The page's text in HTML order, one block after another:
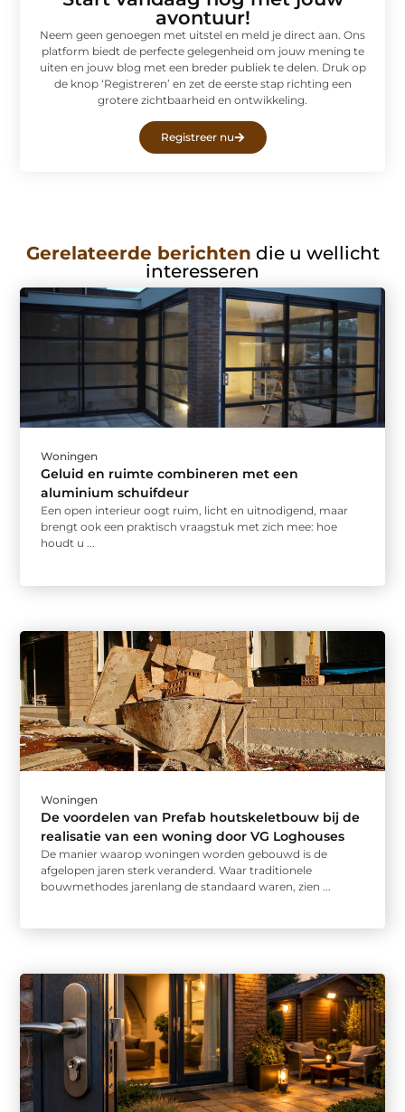
avontuur!
Neem geen genoegen met uitstel en meld je direct aan. Ons
platform biedt de perfecte gelegenheid om jouw mening te
uiten en jouw blog met een breder publiek te delen. Druk op
de knop ‘Registreren’ en zet de eerste stap richting een
grotere zichtbaarheid en ontwikkeling.
Registreer nu
Gerelateerde berichten die u wellicht
interesseren
Woningen
Geluid en ruimte combineren met een
aluminium schuifdeur
Een open interieur oogt ruim, licht en uitnodigend, maar
brengt ook een praktisch vraagstuk met zich mee: hoe
houdt u ...
Woningen
De voordelen van Prefab houtskeletbouw bij de
realisatie van een woning door VG Loghouses
De manier waarop woningen worden gebouwd is de
afgelopen jaren sterk veranderd. Waar traditionele
bouwmethodes jarenlang de standaard waren, zien ...